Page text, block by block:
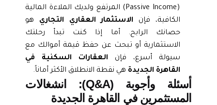
(Passive Income) المرتفع ولديك الملاءة المالية
الكافية، فإنالاستثمار العقاري التجاريهو
حصانك الرابح. أما إذا كنت تبدأ رحلتك
الاستثمارية أو تبحث عن حفظ قيمة أموالك مع
سيولة أسرع، فإنالعقارات السكنية في
القاهرة الجديدةهي نقطة الانطلاق الأكثر أماناً.
أسئلة وأجوبة (Q&A): انشغالات
المستثمرين في القاهرة الجديدة